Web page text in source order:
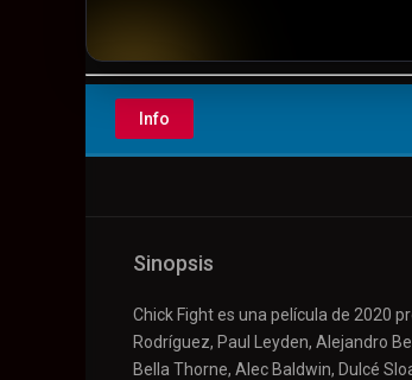
▶️ Play
Info
Sinopsis
Chick Fight es una película de 2020
Rodríguez, Paul Leyden, Alejandro
Bella Thorne, Alec Baldwin, Dulcé